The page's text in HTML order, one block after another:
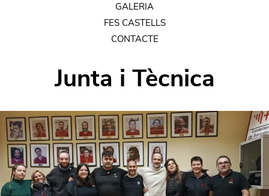
GALERIA
FES CASTELLS
CONTACTE
Junta i Tècnica